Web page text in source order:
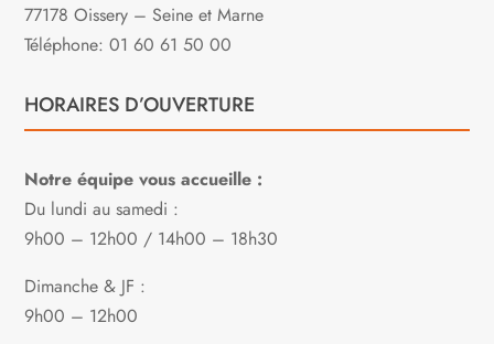
77178 Oissery – Seine et Marne
Téléphone: 01 60 61 50 00
HORAIRES D’OUVERTURE
Notre équipe vous accueille :
Du lundi au samedi :
9h00 – 12h00 / 14h00 – 18h30
Dimanche & JF :
9h00 – 12h00